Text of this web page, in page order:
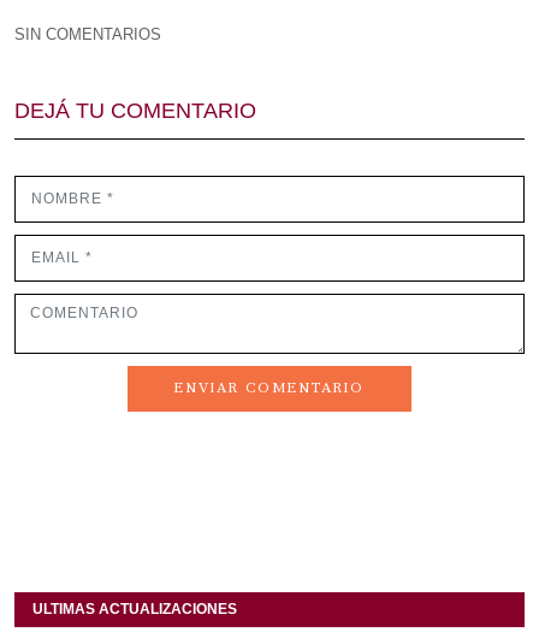
SIN COMENTARIOS
DEJÁ TU COMENTARIO
ENVIAR COMENTARIO
ULTIMAS ACTUALIZACIONES